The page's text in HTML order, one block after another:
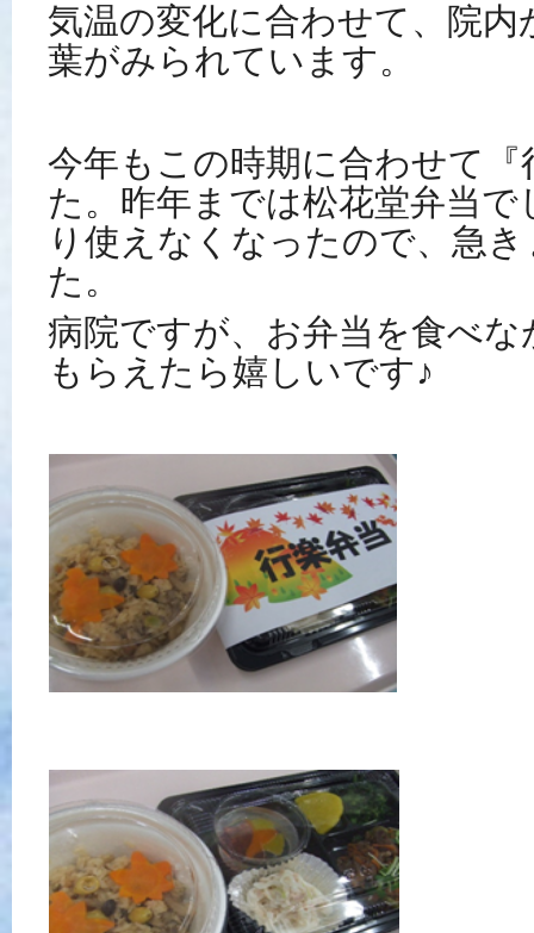
気温の変化に合わせて、院
葉がみられています。
今年もこの時期に合わせて
た。昨年までは松花堂弁当
り使えなくなったので、急
た。
病院ですが、お弁当を食べ
もらえたら嬉しいです♪